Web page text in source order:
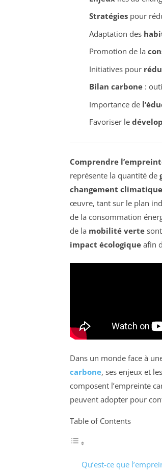
Stratégiespour
Adaptation des
Promotion de la
Initiatives pour
Bilan carbone:
Importance de
Favoriser le
Comprendre
représente la quantité de
changement climatique
œuvre, tant sur le plan
de la consommation
de la mobilité verte
impact écologique afin
Dans un monde face à
carbone, ses enjeux et
composent l’empreinte
peuvent adopter pour
Table of Contents
Qu’est-ce que